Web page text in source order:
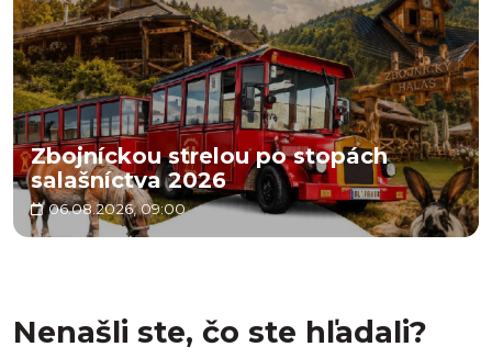
Zbojníckou strelou po stopách
salašníctva 2026
06.08.2026, 09:00
Nenašli ste, čo ste hľadali?